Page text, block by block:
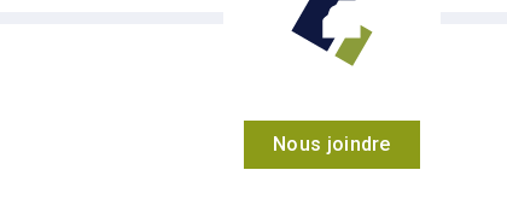
Nous joindre